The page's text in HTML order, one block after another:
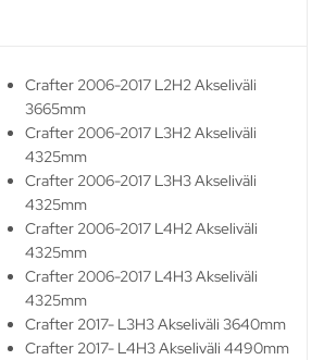
Crafter 2006-2017 L2H2 Akseliväli
3665mm
Crafter 2006-2017 L3H2 Akseliväli
4325mm
Crafter 2006-2017 L3H3 Akseliväli
4325mm
Crafter 2006-2017 L4H2 Akseliväli
4325mm
Crafter 2006-2017 L4H3 Akseliväli
4325mm
Crafter 2017- L3H3 Akseliväli 3640mm
Crafter 2017- L4H3 Akseliväli 4490mm